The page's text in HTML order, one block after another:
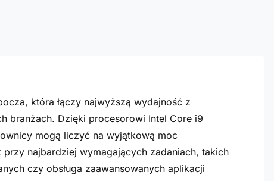
która łączy najwyższą wydajność z
branżach. Dzięki procesorowi Intel Core i9
mogą liczyć na wyjątkową moc
przy najbardziej wymagających zadaniach, takich
czy obsługa zaawansowanych aplikacji